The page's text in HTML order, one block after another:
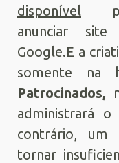
disponível
anunciar site
Google.E a
somente
Patrocinados,
administrará
contrário, um
tornar